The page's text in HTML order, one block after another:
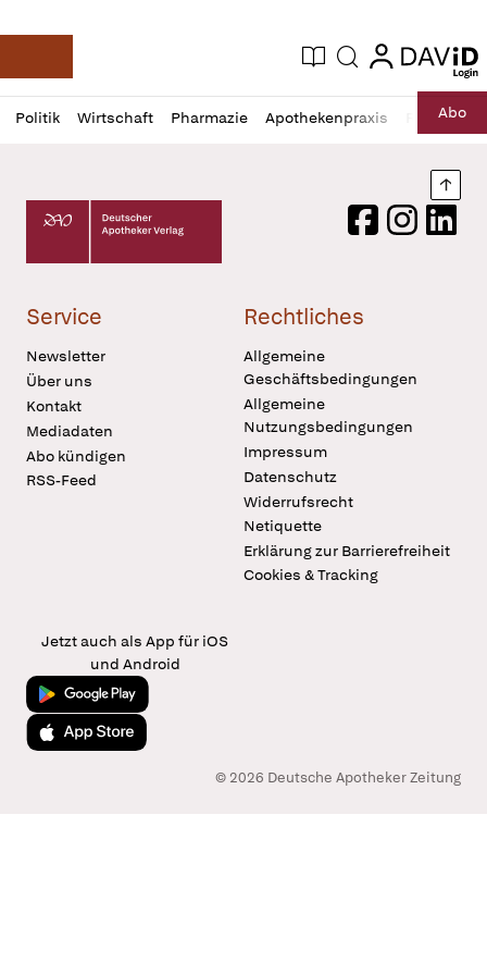
Deutsche Apotheker Zeitung
Aktuelle Ausgabe
Suche login
login
Politik Wirtschaft Pharmazie Apothekenpraxis RechtAbo
Profil
öffnen
Daz
Pur
Deutscher Apotheker Verlag Logo
FacebookInstagram
Service
Newsletter
Über uns
Kontakt
Mediadaten
Abo kündigen
RSS-Feed
Rechtliches
Allgemeine
Geschäftsbedingungen
Allgemeine
Nutzungsbedingungen
Impressum
Datenschutz
Widerrufsrecht
Netiquette
Erklärung zur Barrierefreiheit
Cookies & Tracking
Jetzt auch als App für iOS
und Android
Jetzt bei Google Play
Laden im App Store
© 2026 Deutsche Apotheker Zeitung